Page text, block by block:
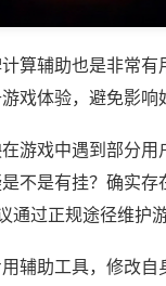
算辅助也是非常
戏体验，避免影响
游戏中遇到部分
不是有挂？确实
过正规途径维护游
辅助工具，修改